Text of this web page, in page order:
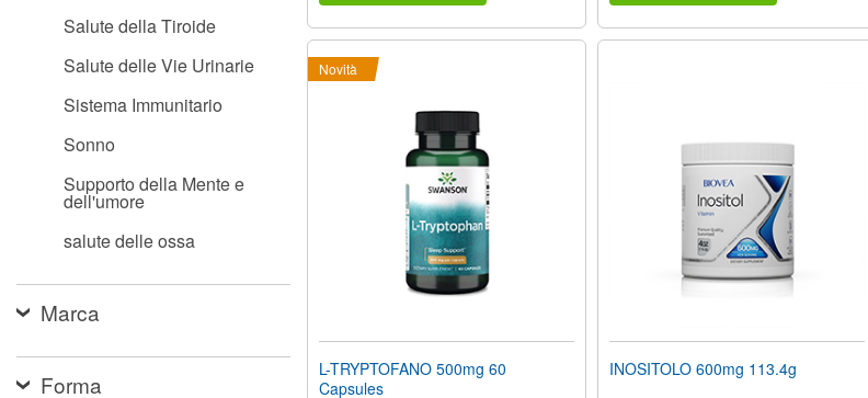
Salute della Tiroide
Salute delle Vie Urinarie
Sistema Immunitario
Sonno
Supporto della Mente e
dell'umore
salute delle ossa
Marca
Forma
Novità
L-TRYPTOFANO 500mg 60
Capsules
INOSITOLO 600mg 113.4g